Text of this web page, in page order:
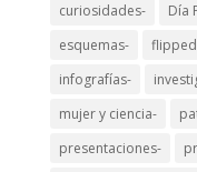
curiosidades-
Día
esquemas-
infografías-
mujer y ciencia-
presentaciones-